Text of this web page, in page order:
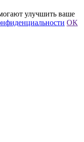
улучшить ваше
ОК